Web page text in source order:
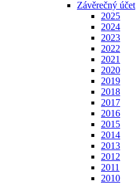
Závěrečný účet
2025
2024
2023
2022
2021
2020
2019
2018
2017
2016
2015
2014
2013
2012
2011
2010